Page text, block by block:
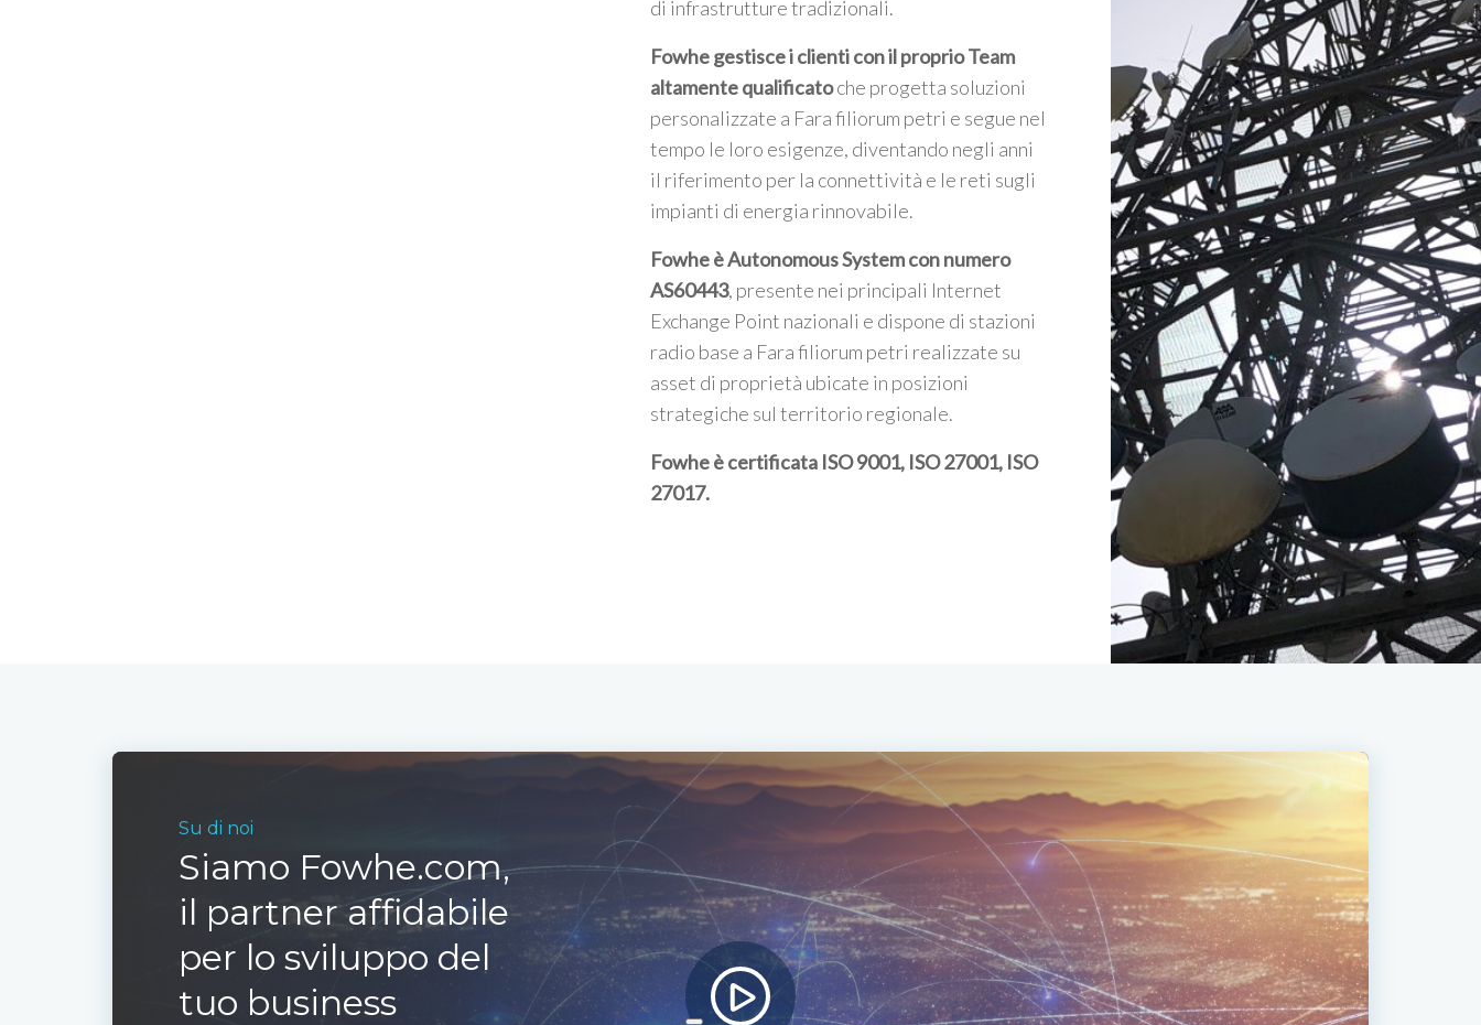
di infrastrutture tradizionali.
Fowhe gestisce i clienti con il proprio Team
altamente qualificatoche progetta soluzioni
personalizzate a Fara filiorum petri e segue nel
tempo le loro esigenze, diventando negli anni
il riferimento per la connettività e le reti sugli
impianti di energia rinnovabile.
Fowhe è Autonomous System con numero
AS60443, presente nei principali Internet
Exchange Point nazionali e dispone di stazioni
radio base a Fara filiorum petri realizzate su
asset di proprietà ubicate in posizioni
strategiche sul territorio regionale.
Fowhe è certificata ISO 9001, ISO 27001, ISO
27017.
Su di noi
Siamo Fowhe.com,
il partner affidabile
per lo sviluppo del
tuo business